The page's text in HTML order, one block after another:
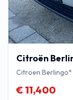
Citroën
Citroen Berlingo*
€11,400